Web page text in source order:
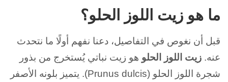
ما هو زيت اللوز الحلو؟
قبل أن نغوص في التفاصيل، دعنا نفهم أولًا ما نتحدث
عنه. زيت اللوز الحلو هو زيت نباتي يُستخرج من بذور
شجرة اللوز الحلو (Prunus dulcis). يتميز بلونه الأصفر